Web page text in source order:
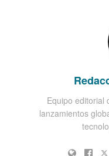
Equipo editorial
lanzamientos